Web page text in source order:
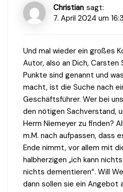
Christian sagt:
7. April 2024 um
Und mal wieder ein großes
Autor, also an Dich,
Punkte sind genannt und
macht, ist die Suche nach
Geschäftsführer. Wer bei
den nötigen Sachverstand,
Herrn Niemeyer zu finden?
m.M. nach aufpassen, dass
Ende nimmt, vor allem mit
halbherzigen „ich kann
nichts dementieren“. Will
dann sollen sie ein Angebot